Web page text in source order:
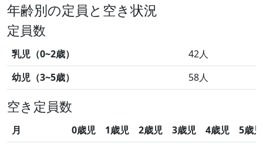
年齢別の定員と空き状況
定員数
乳児（0~2歳）
42人
幼児（3~5歳）
58人
空き定員数
月 0歳児 1歳児 2歳児 3歳児 4歳児
5歳児